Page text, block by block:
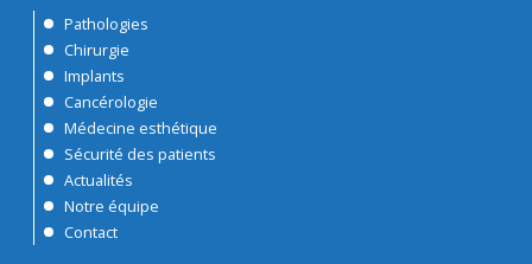
Pathologies
Chirurgie
Implants
Cancérologie
Médecine esthétique
Sécurité des patients
Actualités
Notre équipe
Contact